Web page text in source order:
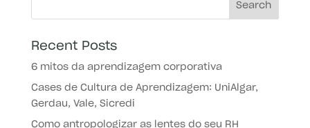
Recent Posts
6 mitos da aprendizagem corporativa
Cases de Cultura de Aprendizagem: UniAlgar,
Gerdau, Vale, Sicredi
Como antropologizar as lentes do seu RH